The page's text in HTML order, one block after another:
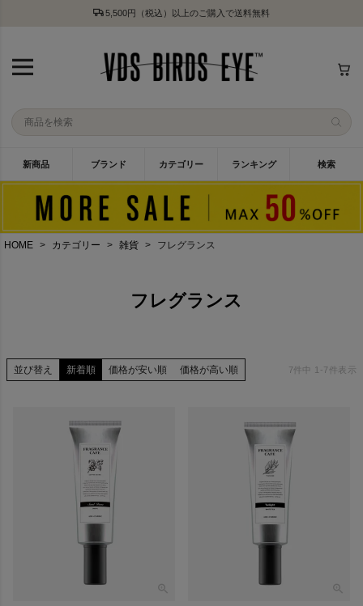
5,500円（税込）以上のご購入で送料無料
新商品 ブランド カテゴリー ランキング 検索
HOME カテゴリー 雑貨 フレグランス
フレグランス
並び替え 新着順 価格が安い順 価格が高い順 7件中 1 -7 件表示